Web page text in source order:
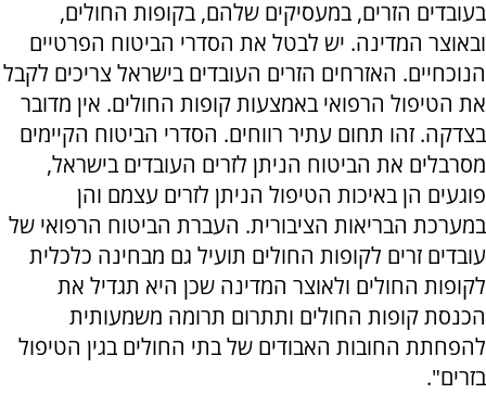
בעובדים הזרים, במעסיקים שלהם, בקופות החולים,
ובאוצר המדינה. יש לבטל את הסדרי הביטוח הפרטיים
הנוכחיים. האזרחים הזרים העובדים בישראל צריכים לקבל
את הטיפול הרפואי באמצעות קופות החולים. אין מדובר
בצדקה. זהו תחום עתיר רווחים. הסדרי הביטוח הקיימים
מסרבלים את הביטוח הניתן לזרים העובדים בישראל,
פוגעים הן באיכות הטיפול הניתן לזרים עצמם והן
במערכת הבריאות הציבורית. העברת הביטוח הרפואי של
עובדים זרים לקופות החולים תועיל גם מבחינה כלכלית
לקופות החולים ולאוצר המדינה שכן היא תגדיל את
הכנסת קופות החולים ותתרום תרומה משמעותית
להפחתת החובות האבודים של בתי החולים בגין הטיפול
בזרים".